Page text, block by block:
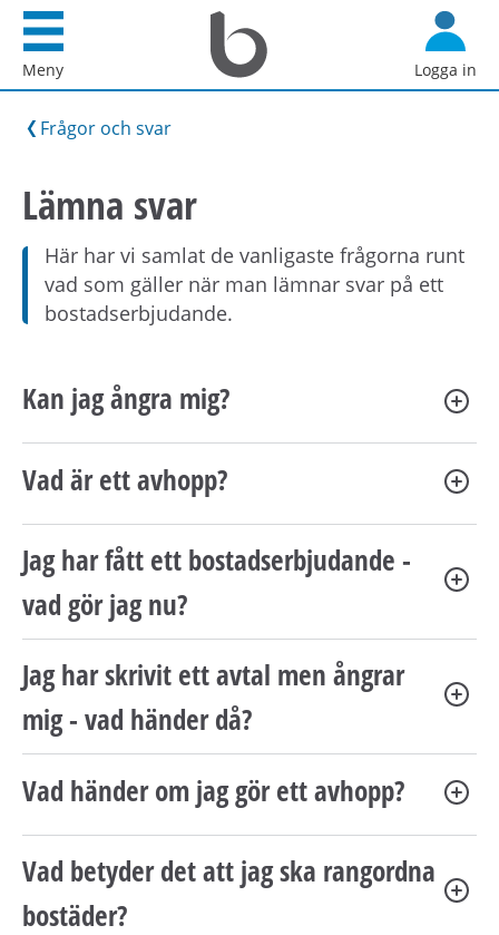
d
t
i
n
å
l
t
Meny
Startsida
Bostadsförmedlingen
i
Logga in
Frågor och svar
Lämna svar
Här har vi samlat de vanligaste frågorna runt
vad som gäller när man lämnar svar på ett
bostadserbjudande.
Kan jag ångra mig?
Vad är ett avhopp?
Jag har fått ett bostadserbjudande -
vad gör jag nu?
Jag har skrivit ett avtal men ångrar
mig - vad händer då?
Vad händer om jag gör ett avhopp?
Vad betyder det att jag ska rangordna
bostäder?